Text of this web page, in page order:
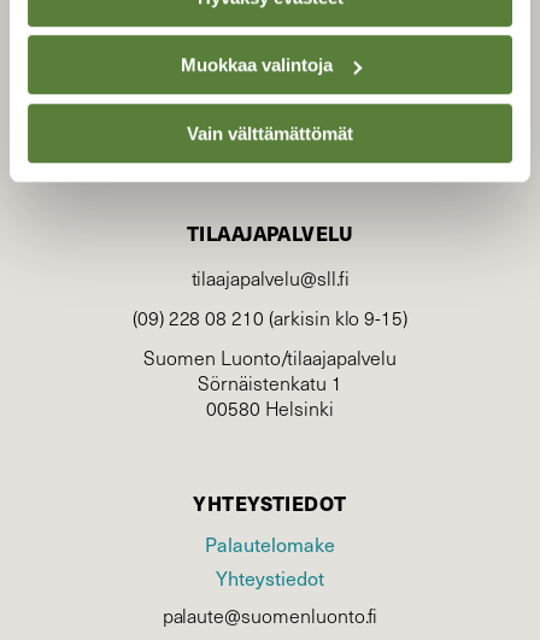
Muokkaa valintoja
Vain välttämättömät
TILAAJAPALVELU
tilaajapalvelu@sll.fi
(09) 228 08 210 (arkisin klo 9-15)
Suomen Luonto/tilaajapalvelu
Sörnäistenkatu 1
00580 Helsinki
YHTEYSTIEDOT
Palautelomake
Yhteystiedot
palaute@suomenluonto.fi